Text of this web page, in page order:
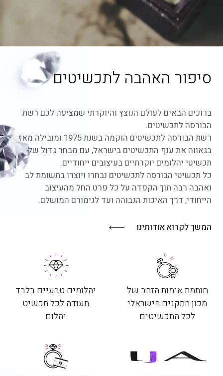
סיפור האהבה לתכשיטים
ברוכים הבאים לעולם הנוצץ והיוקרתי שמציעה לכם רשת
הבורסה לתכשיטים.
רשת הבורסה לתכשיטים הוקמה בשנת 1975 ומובילה מאז
בגאווה את ענף התכשיטים בישראל, עם מבחר גדול של
תכשיטי יהלומים יוקרתיים בעיצובים ייחודיים.
כל תכשיטי הבורסה לתכשיטים נבחרו ויוצרו בתשומת לב
ואהבה רבה תוך הקפדה על כל פרט החל מהעיצוב
הייחודי, דרך האיכות הגבוהה ועד לגימורם המושלם.
המשך לקרוא אודותינו
חותמת אימות הזהב של
מכון התקנים הישראלי
לכל התכשיטים
יהלומים טבעיים בלבד
תעודה לכל תכשיט
יהלום